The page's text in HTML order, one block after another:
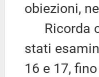
obiezioni,
Ricorda
stati
16 e 17,